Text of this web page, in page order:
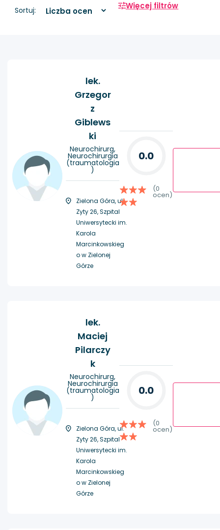
Sortuj: Więcej filtrów
lek.
Grzegor
z
Giblews
ki
Neurochirurg,
Neurochirurgia
(traumatologia
)
Zielona Góra, ul.
Zyty 26, Szpital
Uniwersytecki im.
Karola
Marcinkowskieg
o w Zielonej
Górze
0.0
(0
ocen)
lek.
Maciej
Pilarczy
k
Neurochirurg,
Neurochirurgia
(traumatologia
)
Zielona Góra, ul.
Zyty 26, Szpital
Uniwersytecki im.
Karola
Marcinkowskieg
o w Zielonej
Górze
0.0
(0
ocen)